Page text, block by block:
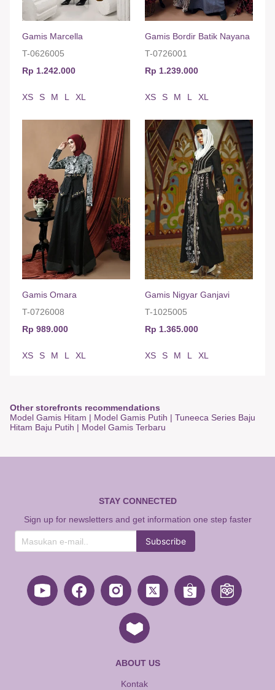
Gamis Marcella
T-0626005
Rp 1.242.000
XS S M L XL
Gamis Bordir Batik Nayana
T-0726001
Rp 1.239.000
XS S M L XL
Gamis Omara
T-0726008
Rp 989.000
XS S M L XL
Gamis Nigyar Ganjavi
T-1025005
Rp 1.365.000
XS S M L XL
Other storefronts recommendations
Model Gamis Hitam | Model Gamis Putih | Tuneeca Series Baju
Hitam Baju Putih | Model Gamis Terbaru
STAY CONNECTED
Sign up for newsletters and get information one step faster
Subscribe
ABOUT US
Kontak